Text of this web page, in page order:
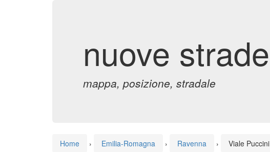
nuove strade
mappa, posizione, stradale
Home › Emilia-Romagna › Ravenna › Viale Puccini